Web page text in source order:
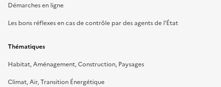
Démarches en ligne
Les bons réflexes en cas de contrôle par des agents de l’État
Thématiques
Habitat, Aménagement, Construction, Paysages
Climat, Air, Transition Énergétique